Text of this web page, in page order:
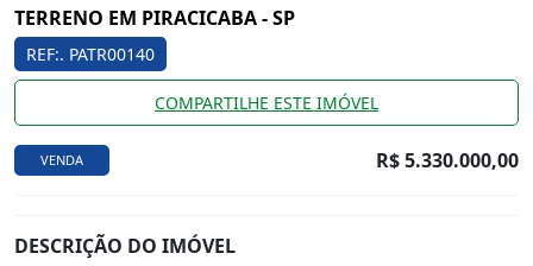
TERRENO EM PIRACICABA - SP
REF:. PATR00140
COMPARTILHE ESTE IMÓVEL
VENDA R$ 5.330.000,00
DESCRIÇÃO DO IMÓVEL